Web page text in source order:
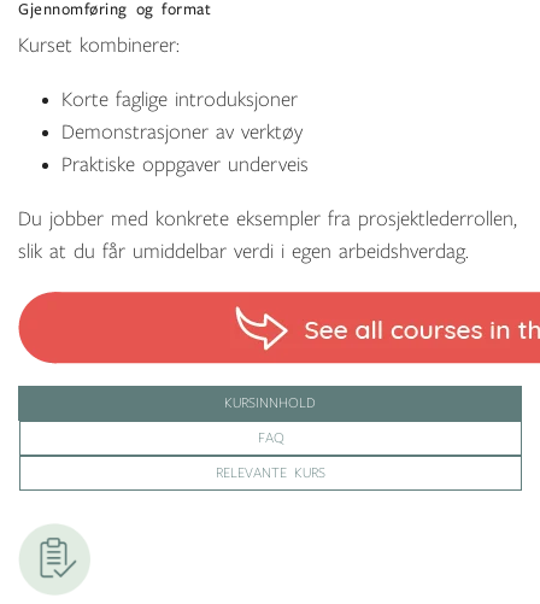
Gjennomføring og format
Kurset kombinerer:
Korte faglige introduksjoner
Demonstrasjoner av verktøy
Praktiske oppgaver underveis
Du jobber med konkrete eksempler fra prosjektlederrollen,
slik at du får umiddelbar verdi i egen arbeidshverdag.
KURSINNHOLD
FAQ
RELEVANTE KURS